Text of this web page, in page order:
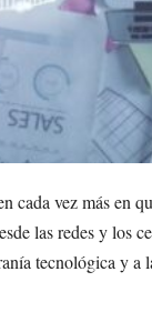
cada vez más en
las redes y los
tecnológica y a